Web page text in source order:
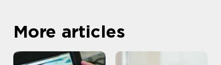
More articles